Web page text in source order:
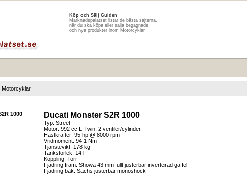
Köp och Sälj Guiden
Marknadspalatset listar de bästa sajterna,
när du ska köpa eller sälja begagnade
och nya produkter inom Motorcyklar
Motorcyklar
Ducati Monster S2R 1000
Typ: Street
Motor: 992 cc L-Twin, 2 ventiler/cylinder
Hästkrafter: 95 hp @ 8000 rpm
Vridmoment: 94.1 Nm
Tjänstevikt: 178 kg
Tankstorlek: 14 l
Koppling: Torr
Fjädring fram: Showa 43 mm fullt justerbar inverterad gaffel
Fjädring bak: Sachs justerbar monoshock